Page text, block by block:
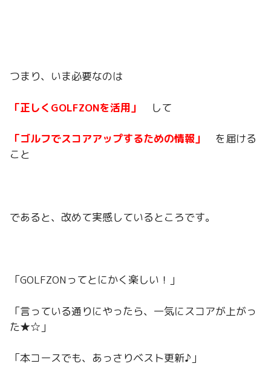
つまり、いま必要なのは
「正しくGOLFZONを活用」 して
「ゴルフでスコアアップするための情報」
を届ける
こと
であると、改めて実感しているところです。
「GOLFZONってとにかく楽しい！」
「言っている通りにやったら、一気にスコアが上がっ
た★☆」
「本コースでも、あっさりベスト更新♪」